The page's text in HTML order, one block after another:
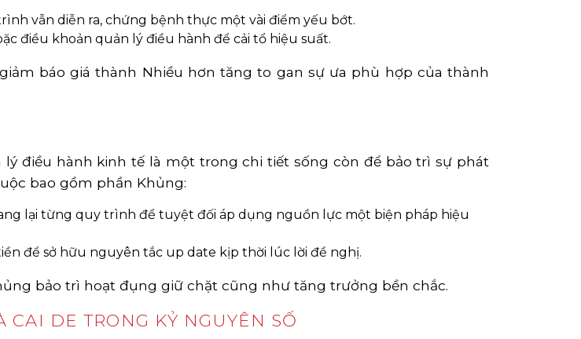
vẫn diễn ra, chứng bệnh thực một vài điểm yếu bớt.
điều khoản quản lý điều hành để cải tổ hiệu suất.
báo giá thành Nhiều hơn tăng to gan sự ưa phù hợp của thành
điều hành kinh tế là một trong chi tiết sống còn để bảo trì sự phát
bao gồm phần Khủng:
lại từng quy trình để tuyệt đối áp dụng nguồn lực một biện pháp hiệu
để sở hữu nguyên tắc up date kịp thời lúc lời đề nghị.
bảo trì hoạt đụng giữ chặt cũng như tăng trưởng bền chắc.
CAI DE TRONG KỶ NGUYÊN SỐ